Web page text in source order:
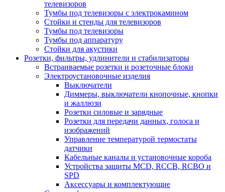
телевизоров
Тумбы под телевизоры с электрокамином
Стойки и стенды для телевизоров
Тумбы под телевизоры
Тумбы под аппаратуру
Стойки для акустики
Розетки, фильтры, удлинители и стабилизаторы
Встраиваемые розетки и розеточные блоки
Электроустановочные изделия
Выключатели
Диммеры, выключатели кнопочные, кнопки
и жаллюзи
Розетки силовые и зарядные
Розетки для передачи данных, голоса и
изображений
Управление температурой термостаты
датчики
Кабельные каналы и установочные короба
Устройства защиты MCD, RCCB, RCBO и
SPD
Аксессуары и комплектующие